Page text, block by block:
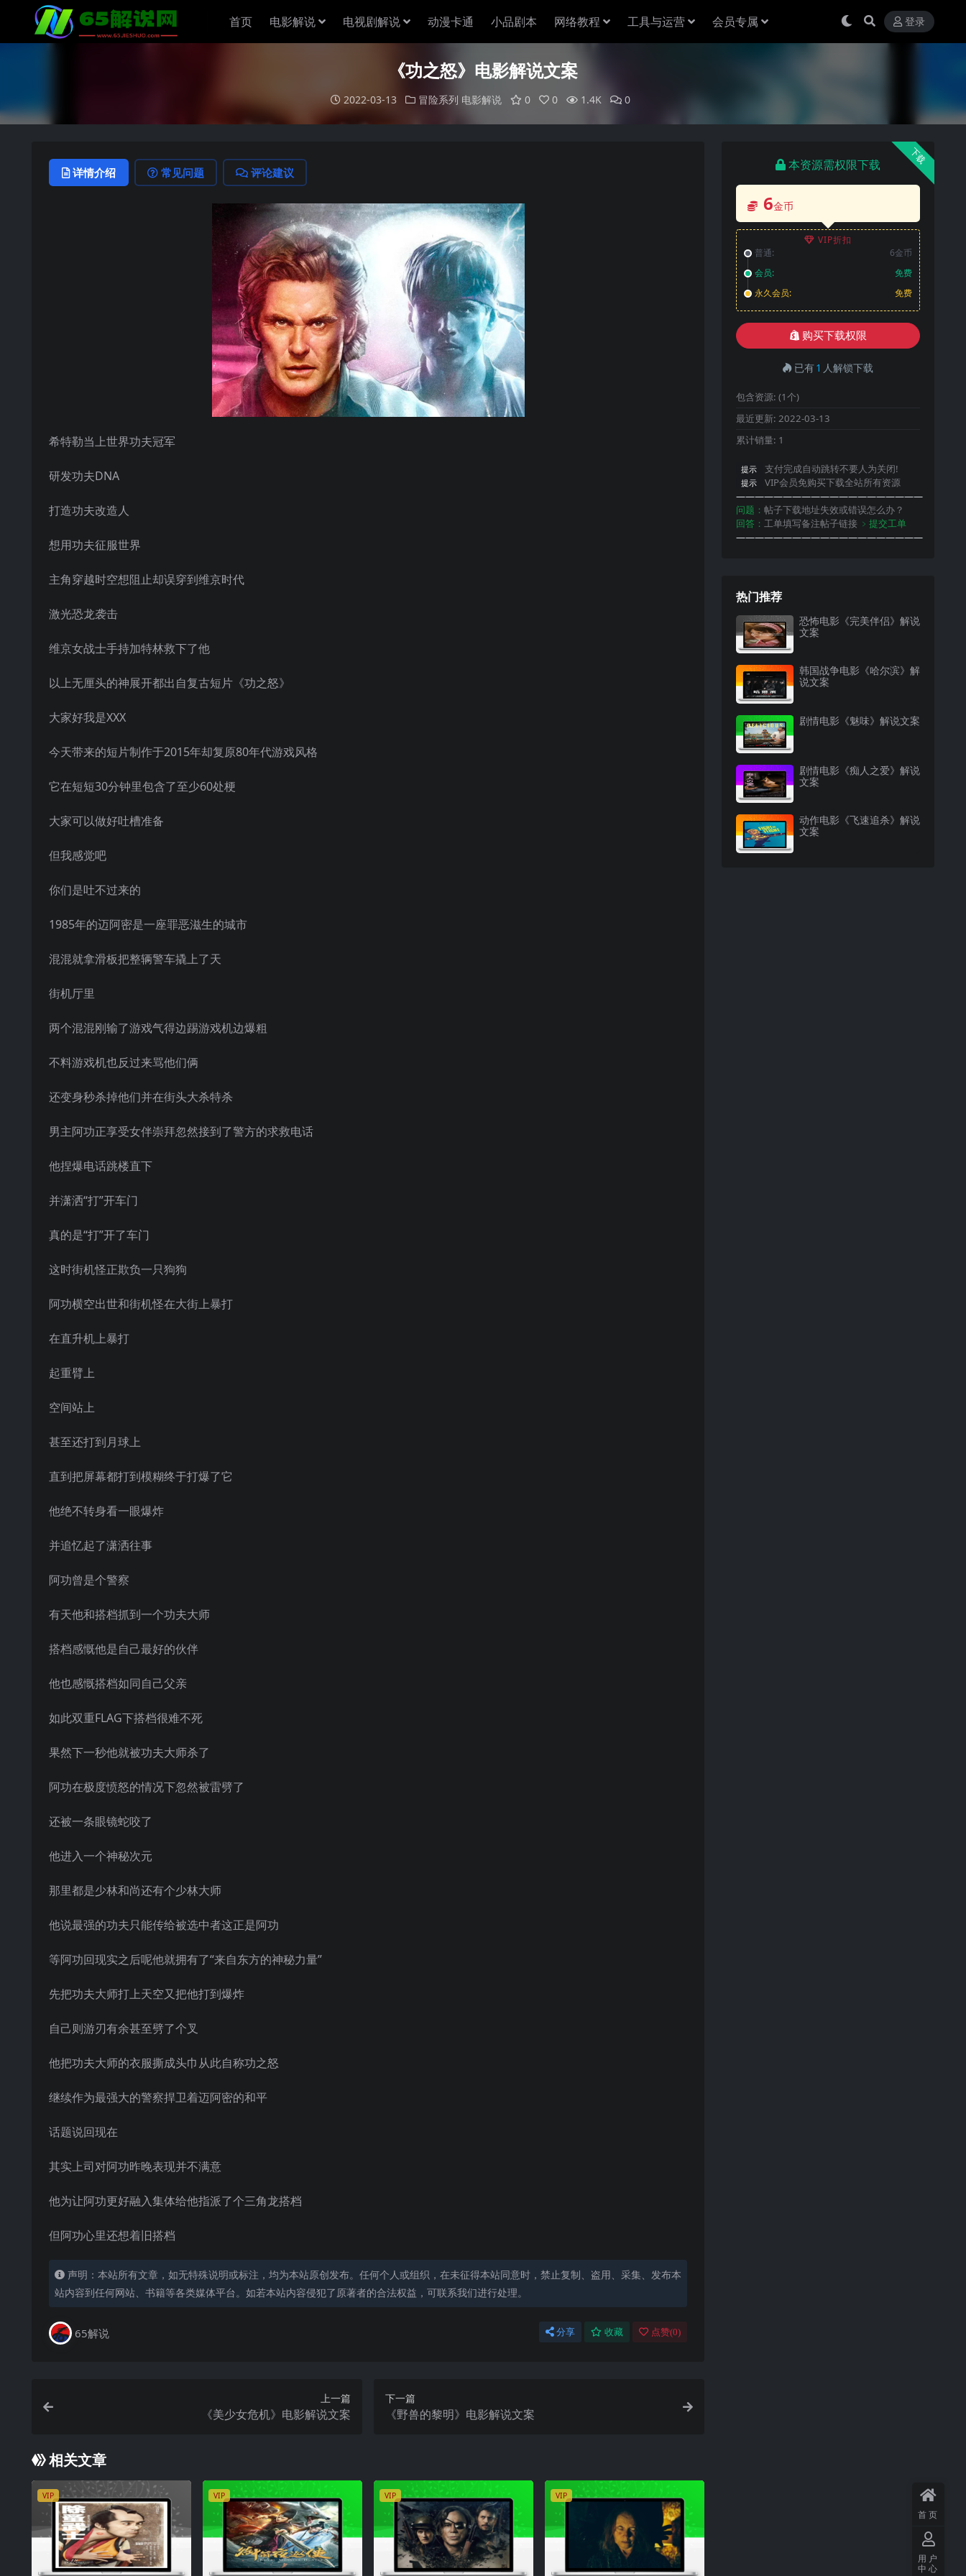
首页 电影解说 电视剧解说 动漫卡通 小品剧本 网络教程 工具与运营 会员专属 登录
《功之怒》电影解说文案
2022-03-13 冒险系列 电影解说 0 0 1.4K 0
详情介绍 常见问题 评论建议
希特勒当上世界功夫冠军
研发功夫DNA
打造功夫改造人
想用功夫征服世界
主角穿越时空想阻止却误穿到维京时代
激光恐龙袭击
维京女战士手持加特林救下了他
以上无厘头的神展开都出自复古短片《功之怒》
大家好我是XXX
今天带来的短片制作于2015年却复原80年代游戏风格
它在短短30分钟里包含了至少60处梗
大家可以做好吐槽准备
但我感觉吧
你们是吐不过来的
1985年的迈阿密是一座罪恶滋生的城市
混混就拿滑板把整辆警车撬上了天
街机厅里
两个混混刚输了游戏气得边踢游戏机边爆粗
不料游戏机也反过来骂他们俩
还变身秒杀掉他们并在街头大杀特杀
男主阿功正享受女伴崇拜忽然接到了警方的求救电话
他捏爆电话跳楼直下
并潇洒“打”开车门
真的是“打”开了车门
这时街机怪正欺负一只狗狗
阿功横空出世和街机怪在大街上暴打
在直升机上暴打
起重臂上
空间站上
甚至还打到月球上
直到把屏幕都打到模糊终于打爆了它
他绝不转身看一眼爆炸
并追忆起了潇洒往事
阿功曾是个警察
有天他和搭档抓到一个功夫大师
搭档感慨他是自己最好的伙伴
他也感慨搭档如同自己父亲
如此双重FLAG下搭档很难不死
果然下一秒他就被功夫大师杀了
阿功在极度愤怒的情况下忽然被雷劈了
还被一条眼镜蛇咬了
他进入一个神秘次元
那里都是少林和尚还有个少林大师
他说最强的功夫只能传给被选中者这正是阿功
等阿功回现实之后呢他就拥有了“来自东方的神秘力量”
先把功夫大师打上天空又把他打到爆炸
自己则游刃有余甚至劈了个叉
他把功夫大师的衣服撕成头巾从此自称功之怒
继续作为最强大的警察捍卫着迈阿密的和平
话题说回现在
其实上司对阿功昨晚表现并不满意
他为让阿功更好融入集体给他指派了个三角龙搭档
但阿功心里还想着旧搭档
声明：本站所有文章，如无特殊说明或标注，均为本站原创发布。任何个人或组织，在未征得本站同意时，禁止复制、盗用、采集、发布本
站内容到任何网站、书籍等各类媒体平台。如若本站内容侵犯了原著者的合法权益，可联系我们进行处理。
65解说 分享 收藏 点赞(0)
上一篇
《美少女危机》电影解说文案
下一篇
《野兽的黎明》电影解说文案
相关文章
VIP VIP VIP VIP
下载
本资源需权限下载
6金币
VIP折扣
普通:
6金币
会员:
免费
永久会员:
免费
购买下载权限
已有1 人解锁下载
包含资源: (1个)
最近更新: 2022-03-13
累计销量: 1
提示 支付完成自动跳转不要人为关闭!
提示
VIP会员免购买下载全站所有资源
————————————————————
问题： 帖子下载地址失效或错误怎么办？
回答： 工单填写备注帖子链接 ﹥提交工单
————————————————————
热门推荐
恐怖电影《完美伴侣》解说
文案
韩国战争电影《哈尔滨》解
说文案
剧情电影《魅味》解说文案
剧情电影《痴人之爱》解说
文案
动作电影《飞速追杀》解说
文案
首页
用户
中心